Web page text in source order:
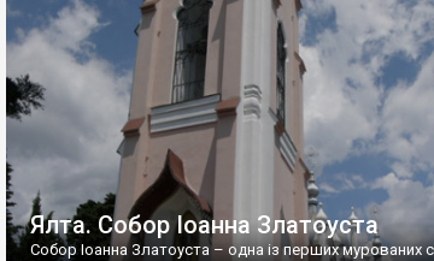
Ялта. Собор Іоанна Златоуста
Собор Іоанна Златоуста – одна із перших мурованих